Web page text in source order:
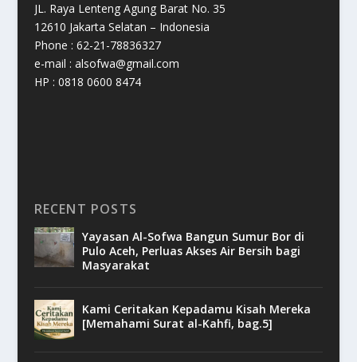
JL. Raya Lenteng Agung Barat No. 35
12610 Jakarta Selatan – Indonesia
Phone : 62-21-78836327
e-mail : alsofwa@gmail.com
HP : 0818 0600 8474
RECENT POSTS
Yayasan Al-Sofwa Bangun Sumur Bor di
Pulo Aceh, Perluas Akses Air Bersih bagi
Masyarakat
Kami Ceritakan Kepadamu Kisah Mereka
[Memahami Surat al-Kahfi, bag.5]